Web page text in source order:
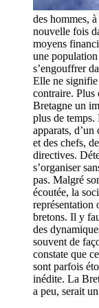
des hommes,
nouvelle fois
moyens
une
s’engouffrer
Elle ne signifie
contraire. Plus
Bretagne un
plus de temps.
apparats,
et des chefs,
directives.
s’organiser
pas. Malgré
écoutée, la
représentation
bretons. Il y
des
souvent de
constate que
sont parfois
inédite. La
a peu, serait